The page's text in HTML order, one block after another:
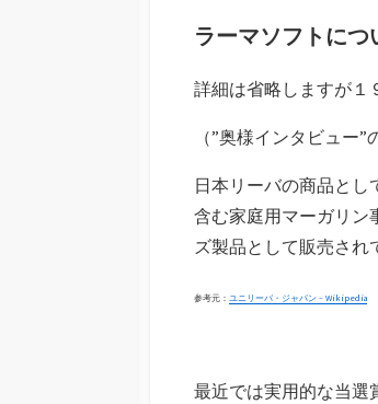
ラーマソフトにつ
詳細は省略しますが１
（”奥様インタビュー”
日本リーバの商品と
含む家庭用マーガリン
ズ製品として販売され
参考元： ユニリーバ・ジャパン – Wikipedia
最近では実用的な当選